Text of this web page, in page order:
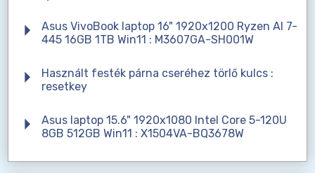
Asus VivoBook laptop 16" 1920x1200 Ryzen AI 7-
445 16GB 1TB Win11 : M3607GA-SH001W
Használt festék párna cseréhez törlő kulcs :
resetkey
Asus laptop 15.6" 1920x1080 Intel Core 5-120U
8GB 512GB Win11 : X1504VA-BQ3678W